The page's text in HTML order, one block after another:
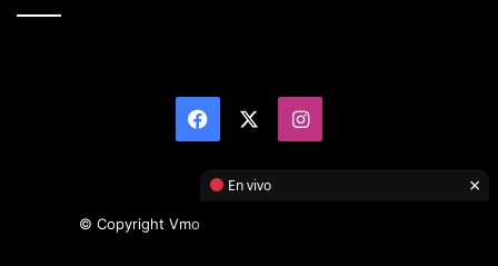
Facebook Instagram
© Copyright Vmotor TI 2026, All Rights Reserved
En vivo ×